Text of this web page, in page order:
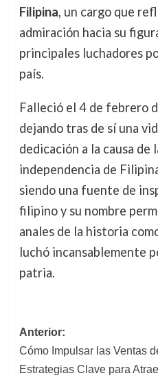
Filipina, un cargo que
admiración hacia su
principales luchadores
país.
Falleció el 4 de febrero
dejando tras de sí una
dedicación a la causa de
independencia de
siendo una fuente de
filipino y su nombre
anales de la historia
luchó incansablemente
patria.
Navegación
de
Anterior:
Cómo Impulsar las Ventas
Estrategias Clave para